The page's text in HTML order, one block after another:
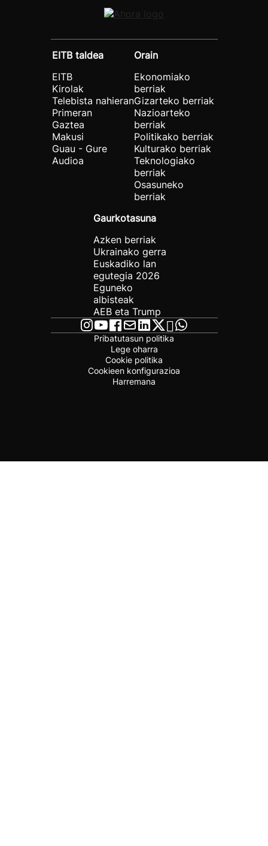
EITB taldea
EITB
Kirolak
Telebista nahieran
Primeran
Gaztea
Makusi
Guau - Gure
Audioa
Orain
Ekonomiako
berriak
Gizarteko berriak
Nazioarteko
berriak
Politikako berriak
Kulturako berriak
Teknologiako
berriak
Osasuneko
berriak
Gaurkotasuna
Azken berriak
Ukrainako gerra
Euskadiko lan
egutegia 2026
Eguneko
albisteak
AEB eta Trump
Pribatutasun politika
Lege oharra
Cookie politika
Cookieen konfigurazioa
Harremana